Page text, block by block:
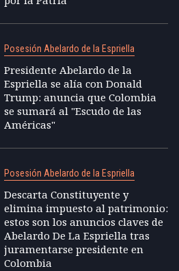
Posesión Abelardo de la Espriella
Presidente Abelardo de la
Espriella se alía con Donald
Trump: anuncia que Colombia
se sumará al "Escudo de las
Américas"
Posesión Abelardo de la Espriella
Descarta Constituyente y
elimina impuesto al patrimonio:
estos son los anuncios claves de
Abelardo De La Espriella tras
juramentarse presidente en
Colombia